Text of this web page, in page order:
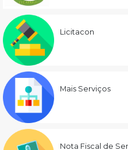
Licitacon
Mais Serviços
Nota Fiscal de